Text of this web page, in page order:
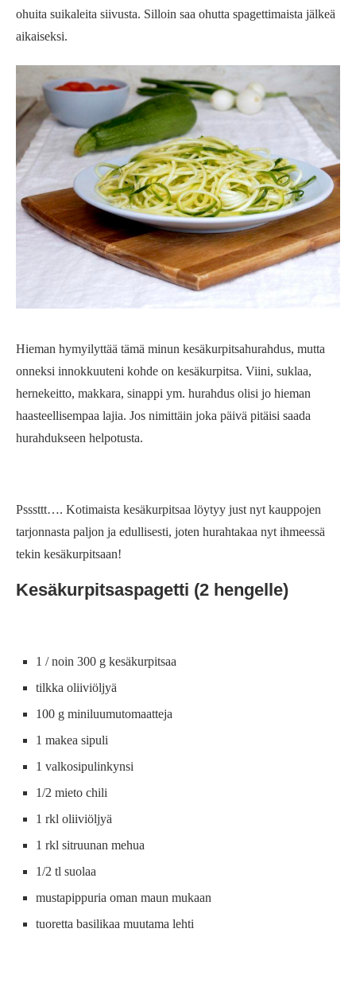
ohuita suikaleita siivusta. Silloin saa ohutta spagettimaista jälkeä
aikaiseksi.
Hieman hymyilyttää tämä minun kesäkurpitsahurahdus, mutta
onneksi innokkuuteni kohde on kesäkurpitsa. Viini, suklaa,
hernekeitto, makkara, sinappi ym. hurahdus olisi jo hieman
haasteellisempaa lajia. Jos nimittäin joka päivä pitäisi saada
hurahdukseen helpotusta.
Psssttt…. Kotimaista kesäkurpitsaa löytyy just nyt kauppojen
tarjonnasta paljon ja edullisesti, joten hurahtakaa nyt ihmeessä
tekin kesäkurpitsaan!
Kesäkurpitsaspagetti (2 hengelle)
1 / noin 300 g kesäkurpitsaa
tilkka oliiviöljyä
100 g miniluumutomaatteja
1 makea sipuli
1 valkosipulinkynsi
1/2 mieto chili
1 rkl oliiviöljyä
1 rkl sitruunan mehua
1/2 tl suolaa
mustapippuria oman maun mukaan
tuoretta basilikaa muutama lehti